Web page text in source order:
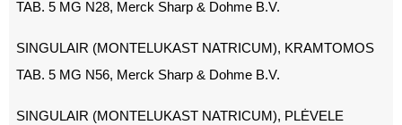
TAB. 5 MG N28, Merck Sharp & Dohme B.V.
SINGULAIR (MONTELUKAST NATRICUM), KRAMTOMOS
TAB. 5 MG N56, Merck Sharp & Dohme B.V.
SINGULAIR (MONTELUKAST NATRICUM), PLĖVELE